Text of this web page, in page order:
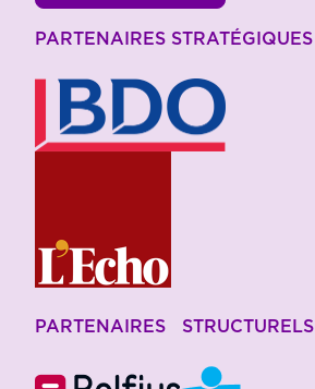
PARTENAIRES STRATÉGIQUES
PARTENAIRES STRUCTURELS